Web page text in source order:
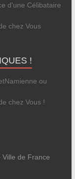
d'une Célibataire
chez Vous
!
ou
chez Vous !
de France